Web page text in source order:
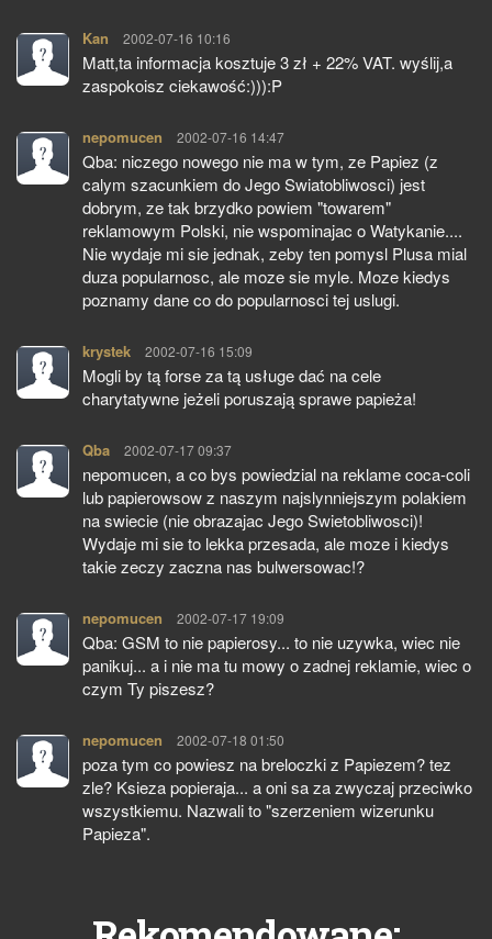
Kan pisze:
2002-07-16 10:16
Matt,ta informacja kosztuje 3 zł + 22% VAT. wyślij,a
zaspokoisz ciekawość:))):P
nepomucen pisze:
2002-07-16 14:47
Qba: niczego nowego nie ma w tym, ze Papiez (z
calym szacunkiem do Jego Swiatobliwosci) jest
dobrym, ze tak brzydko powiem "towarem"
reklamowym Polski, nie wspominajac o Watykanie....
Nie wydaje mi sie jednak, zeby ten pomysl Plusa mial
duza popularnosc, ale moze sie myle. Moze kiedys
poznamy dane co do popularnosci tej uslugi.
krystek pisze:
2002-07-16 15:09
Mogli by tą forse za tą usługe dać na cele
charytatywne jeżeli poruszają sprawe papieża!
Qba pisze:
2002-07-17 09:37
nepomucen, a co bys powiedzial na reklame coca-coli
lub papierowsow z naszym najslynniejszym polakiem
na swiecie (nie obrazajac Jego Swietobliwosci)!
Wydaje mi sie to lekka przesada, ale moze i kiedys
takie zeczy zaczna nas bulwersowac!?
nepomucen pisze:
2002-07-17 19:09
Qba: GSM to nie papierosy... to nie uzywka, wiec nie
panikuj... a i nie ma tu mowy o zadnej reklamie, wiec o
czym Ty piszesz?
nepomucen pisze:
2002-07-18 01:50
poza tym co powiesz na breloczki z Papiezem? tez
zle? Ksieza popieraja... a oni sa za zwyczaj przeciwko
wszystkiemu. Nazwali to "szerzeniem wizerunku
Papieza".